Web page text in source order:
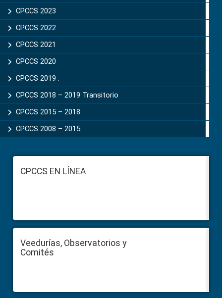
CPCCS 2023
CPCCS 2022
CPCCS 2021
CPCCS 2020
CPCCS 2019 .
CPCCS 2018 – 2019 Transitorio
CPCCS 2015 – 2018
CPCCS 2008 – 2015
FooterCPCCS EN LÍNEA
Veedurías, Observatorios y
Comités